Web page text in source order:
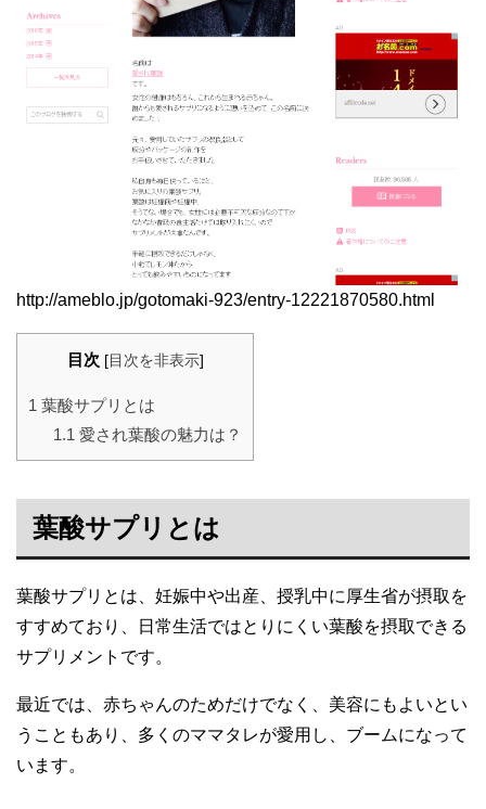
http://ameblo.jp/gotomaki-923/entry-12221870580.html
目次 [目次を非表示]
1 葉酸サプリとは
1.1 愛され葉酸の魅力は？
葉酸サプリとは
葉酸サプリとは、妊娠中や出産、授乳中に厚生省が摂取を
すすめており、日常生活ではとりにくい葉酸を摂取できる
サプリメントです。
最近では、赤ちゃんのためだけでなく、美容にもよいとい
うこともあり、多くのママタレが愛用し、ブームになって
います。